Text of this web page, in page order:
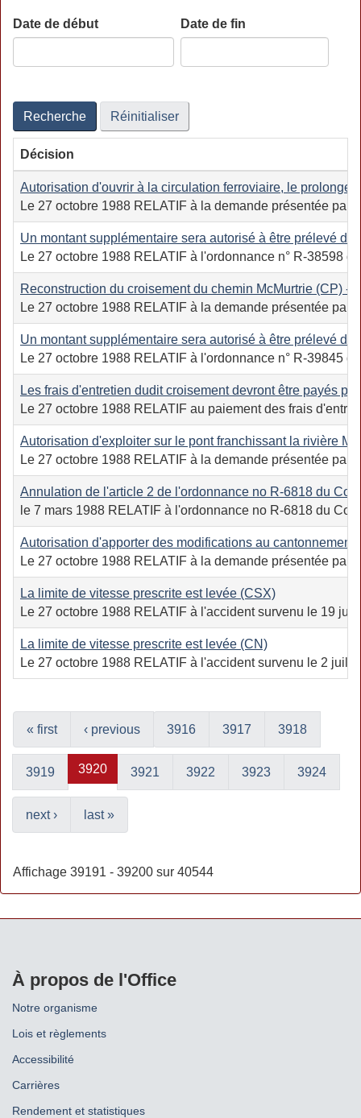
Date de début Date de fin
Recherche Réinitialiser
Décision
Autorisation d'ouvrir à la circulation ferroviaire, le
Le 27 octobre 1988 RELATIF à la demande présentée
Un montant supplémentaire sera autorisé à être prélevé
Le 27 octobre 1988 RELATIF à l'ordonnance n° R-38598
Reconstruction du croisement du chemin McMurtrie (CP)
Le 27 octobre 1988 RELATIF à la demande présentée
Un montant supplémentaire sera autorisé à être prélevé
Le 27 octobre 1988 RELATIF à l'ordonnance n° R-39845
Les frais d'entretien dudit croisement devront être payés
Le 27 octobre 1988 RELATIF au paiement des frais
Autorisation d'exploiter sur le pont franchissant la rivière
Le 27 octobre 1988 RELATIF à la demande présentée
Annulation de l'article 2 de l'ordonnance no R-6818 du
le 7 mars 1988 RELATIF à l'ordonnance no R-6818 du
Autorisation d'apporter des modifications au cantonnement
Le 27 octobre 1988 RELATIF à la demande présentée
La limite de vitesse prescrite est levée (CSX)
Le 27 octobre 1988 RELATIF à l'accident survenu le 19
La limite de vitesse prescrite est levée (CN)
Le 27 octobre 1988 RELATIF à l'accident survenu le 2
« first ‹ previous 3916 3917 3918
3919 3920 3921 3922 3923 3924
next › last »
Affichage 39191 - 39200 sur 40544
À propos de l'Office
Notre organisme
Lois et règlements
Accessibilité
Carrières
Rendement et statistiques